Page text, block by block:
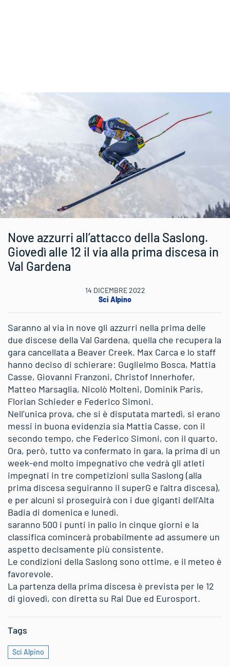
Nove azzurri all’attacco della Saslong.
Giovedì alle 12 il via alla prima discesa in
Val Gardena
14 DICEMBRE 2022
Sci Alpino
Saranno al via in nove gli azzurri nella prima delle
due discese della Val Gardena, quella che recupera la
gara cancellata a Beaver Creek. Max Carca e lo staff
hanno deciso di schierare: Guglielmo Bosca, Mattia
Casse, Giovanni Franzoni, Christof Innerhofer,
Matteo Marsaglia, Nicolò Molteni, Dominik Paris,
Florian Schieder e Federico Simoni.
Nell’unica prova, che si è disputata martedì, si erano
messi in buona evidenzia sia Mattia Casse, con il
secondo tempo, che Federico Simoni, con il quarto.
Ora, però, tutto va confermato in gara, la prima di un
week-end molto impegnativo che vedrà gli atleti
impegnati in tre competizioni sulla Saslong (alla
prima discesa seguiranno il superG e l’altra discesa),
e per alcuni si proseguirà con i due giganti dell’Alta
Badia di domenica e lunedì.
saranno 500 i punti in palio in cinque giorni e la
classifica comincerà probabilmente ad assumere un
aspetto decisamente più consistente.
Le condizioni della Saslong sono ottime, e il meteo è
favorevole.
La partenza della prima discesa è prevista per le 12
di giovedì, con diretta su Rai Due ed Eurosport.
Tags
Sci Alpino